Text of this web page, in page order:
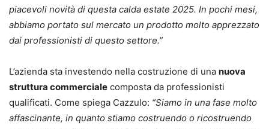
piacevoli novità di questa calda estate 2025. In pochi mesi,
abbiamo portato sul mercato un prodotto molto apprezzato
dai professionisti di questo settore.”
L’azienda sta investendo nella costruzione di una nuova
struttura commerciale composta da professionisti
qualificati. Come spiega Cazzulo: “Siamo in una fase molto
affascinante, in quanto stiamo costruendo o ricostruendo